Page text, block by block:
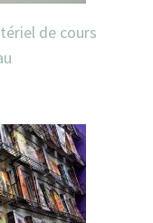
de cours